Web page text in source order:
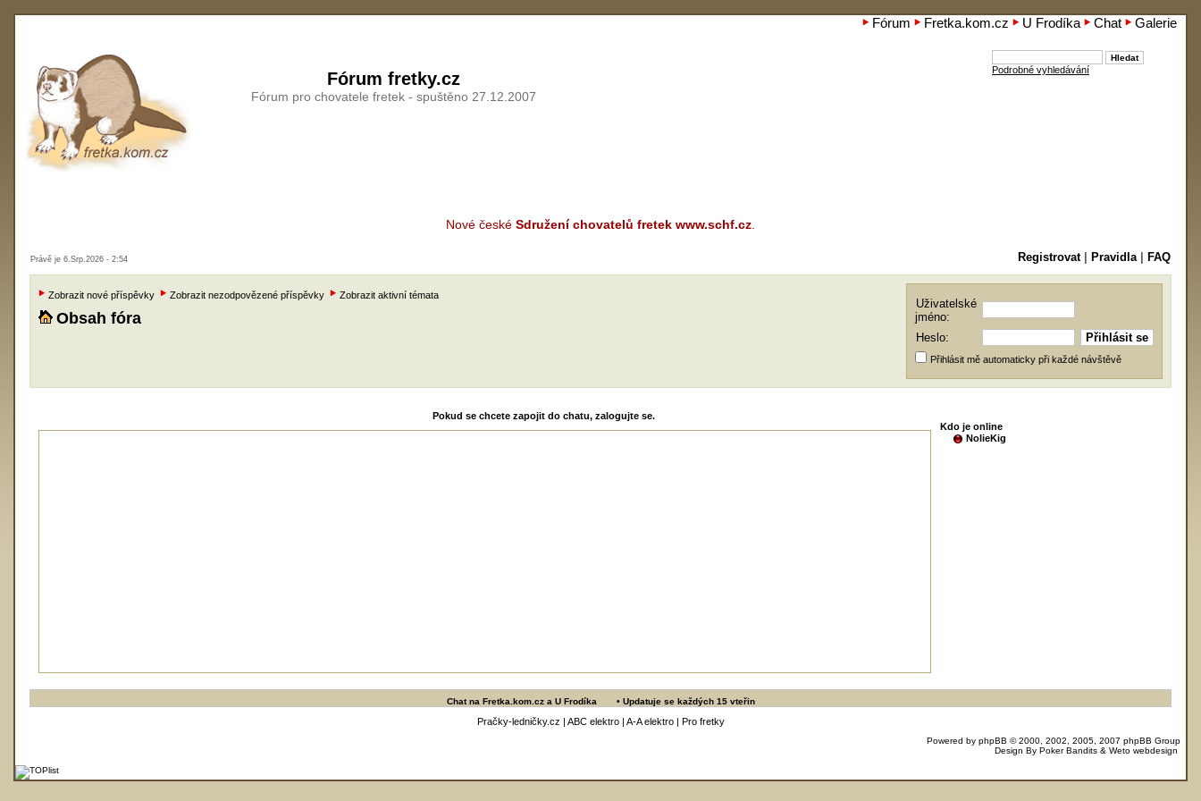
Fórum Fretka.kom.cz U Frodíka Chat Galerie
Fórum fretky.cz
Fórum pro chovatele fretek - spuštěno 27.12.2007
Podrobné vyhledávání
Nové české Sdružení chovatelů fretek www.schf.cz
Právě je 6.Srp.2026 - 2:54 Registrovat| Pravidla| FAQ
Zobrazit nové příspěvky Zobrazit nezodpovězené příspěvky Zobrazit aktivní témata
Obsah fóra
Uživatelské
jméno:
Heslo:
Přihlásit mě automaticky při každé návštěvě
Pokud se chcete zapojit do chatu, zalogujte se.
Kdo je online
NolieKig
Chat na Fretka.kom.cza U Frodíka • Updatuje se každých 15vteřin
Pračky-ledničky.cz | ABC elektro| A-A elektro| Pro fretky
Powered by phpBB © 2000, 2002, 2005, 2007 phpBB Group
Design By Poker Bandits & Weto webdesign